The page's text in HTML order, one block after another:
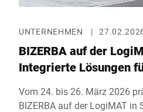
UNTERNEHMEN |
BIZERBA auf der
Integrierte Lösungen
Vom 24. bis 26. März 2026
BIZERBA auf der LogiMAT in